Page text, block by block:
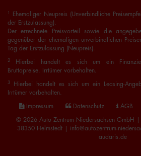
1
Ehemaliger Neupreis (Unverbindliche
der Erstzulassung).
Der errechnete Preisvorteil sowie die
gegenüber der ehemaligen unverbindlichen
Tag der Erstzulassung (Neupreis).
2
Hierbei handelt es sich um ein
Bruttopreise. Irrtümer vorbehalten.
3
Hierbei handelt es sich um ein Leasing-
Irrtümer vorbehalten.
Impressum Datenschutz AGB
© 2026 Auto Zentrum Niedersachsen GmbH
38350 Helmstedt | info@autozentrum-
audaris.de